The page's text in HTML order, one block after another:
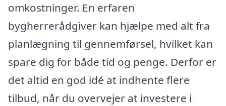
omkostninger. En erfaren
bygherrerådgiver kan hjælpe med alt fra
planlægning til gennemførsel, hvilket kan
spare dig for både tid og penge. Derfor er
det altid en god idé at indhente flere
tilbud, når du overvejer at investere i